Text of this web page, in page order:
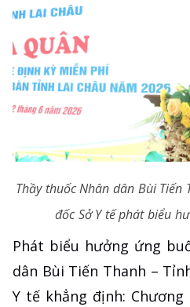
Thầy thuốc Nhân dân Bùi Tiến
đốc Sở Y tế phát biểu
Phát biểu hưởng ứng
dân Bùi Tiến Thanh –
Y tế khẳng định: